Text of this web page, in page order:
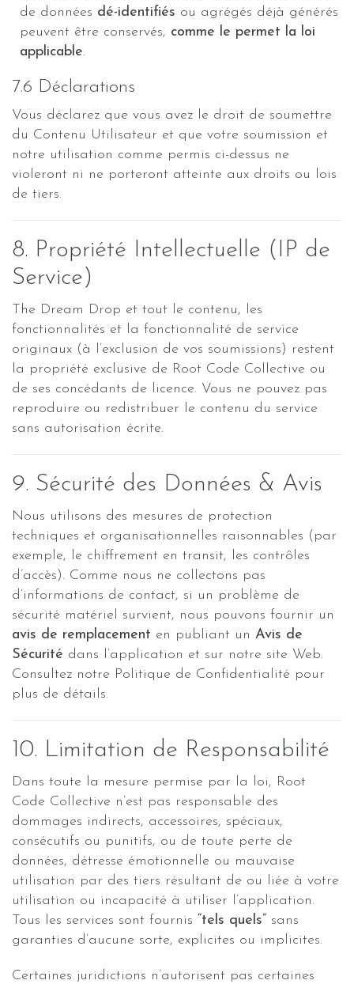
de données dé-identifiés ou agrégés déjà générés
peuvent être conservés, comme le permet la loi
applicable.
7.6 Déclarations
Vous déclarez que vous avez le droit de soumettre
du Contenu Utilisateur et que votre soumission et
notre utilisation comme permis ci-dessus ne
violeront ni ne porteront atteinte aux droits ou lois
de tiers.
8. Propriété Intellectuelle (IP de
Service)
The Dream Drop et tout le contenu, les
fonctionnalités et la fonctionnalité de service
originaux (à l’exclusion de vos soumissions) restent
la propriété exclusive de Root Code Collective ou
de ses concédants de licence. Vous ne pouvez pas
reproduire ou redistribuer le contenu du service
sans autorisation écrite.
9. Sécurité des Données & Avis
Nous utilisons des mesures de protection
techniques et organisationnelles raisonnables (par
exemple, le chiffrement en transit, les contrôles
d’accès). Comme nous ne collectons pas
d’informations de contact, si un problème de
sécurité matériel survient, nous pouvons fournir un
avis de remplacement en publiant un Avis de
Sécurité dans l’application et sur notre site Web.
Consultez notre Politique de Confidentialité pour
plus de détails.
10. Limitation de Responsabilité
Dans toute la mesure permise par la loi, Root
Code Collective n’est pas responsable des
dommages indirects, accessoires, spéciaux,
consécutifs ou punitifs, ou de toute perte de
données, détresse émotionnelle ou mauvaise
utilisation par des tiers résultant de ou liée à votre
utilisation ou incapacité à utiliser l’application.
Tous les services sont fournis “tels quels” sans
garanties d’aucune sorte, explicites ou implicites.
Certaines juridictions n’autorisent pas certaines